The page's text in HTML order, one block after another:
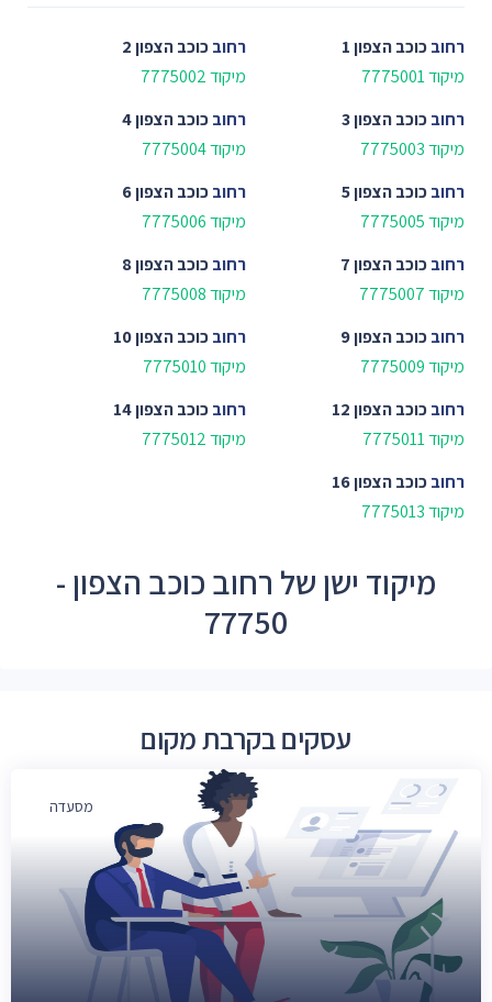
רחובכוכב הצפון 1
מיקוד 7775001
רחובכוכב הצפון 2
מיקוד 7775002
רחובכוכב הצפון 3
מיקוד 7775003
רחובכוכב הצפון 4
מיקוד 7775004
רחובכוכב הצפון 5
מיקוד 7775005
רחובכוכב הצפון 6
מיקוד 7775006
רחובכוכב הצפון 7
מיקוד 7775007
רחובכוכב הצפון 8
מיקוד 7775008
רחובכוכב הצפון 9
מיקוד 7775009
רחובכוכב הצפון 10
מיקוד 7775010
רחובכוכב הצפון 12
מיקוד 7775011
רחובכוכב הצפון 14
מיקוד 7775012
רחובכוכב הצפון 16
מיקוד 7775013
מיקוד ישן של רחוב כוכב הצפון -
77750
עסקים בקרבת מקום
מסעדה